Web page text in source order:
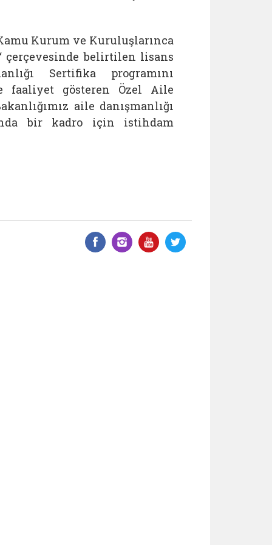
Kurum ve Kuruluşlarınca
çerçevesinde belirtilen lisans
Sertifika programını
faaliyet gösteren Özel Aile
aile danışmanlığı
bir kadro için istihdam
Facebook üzerinde paylaş
Instagram'da paylaş
YouTube
Twitter